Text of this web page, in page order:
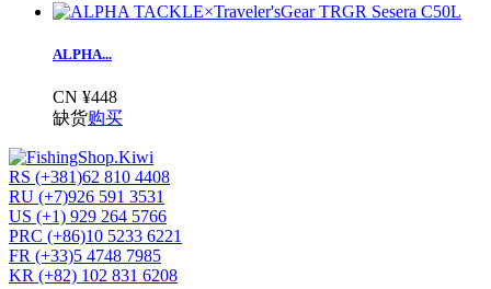
ALPHA...
CN ¥448
缺货购买
RS (+381)62 810 4408
RU (+7)926 591 3531
US (+1) 929 264 5766
PRC (+86)10 5233 6221
FR (+33)5 4748 7985
KR (+82) 102 831 6208